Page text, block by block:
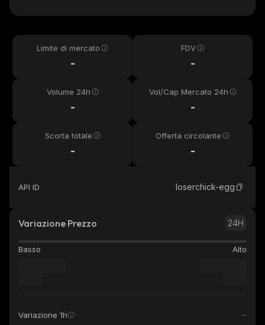
Limite di mercato
-
FDV
-
Volume 24h
-
Vol/Cap Mercato 24h
-
Scorta totale
-
Offerta circolante
-
API ID loserchick-egg
Variazione Prezzo 24H
Basso Alto
Variazione 1h